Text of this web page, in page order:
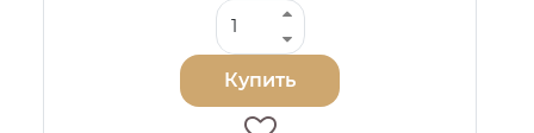
Купить